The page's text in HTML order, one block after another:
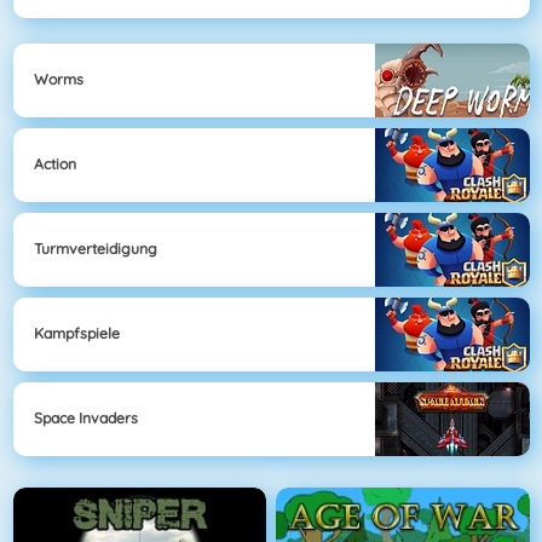
Worms
Action
Turmverteidigung
Kampfspiele
Space Invaders